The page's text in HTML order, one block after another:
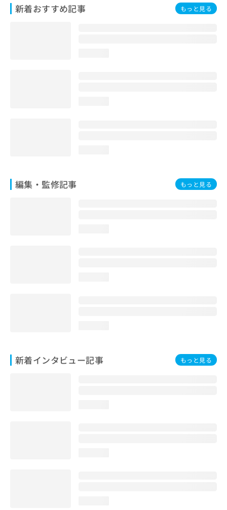
新着おすすめ記事 もっと見る
編集・監修記事 もっと見る
新着インタビュー記事 もっと見る
お